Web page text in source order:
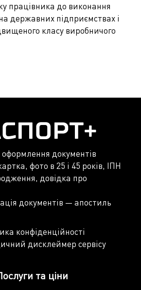
працівника до виконання
державних підприємствах і
класу виробничого
документів
фото в 25 і 45 років, ІПН
довідка про
документів — апостиль
конфіденційності
дисклеймер сервісу
та ціни